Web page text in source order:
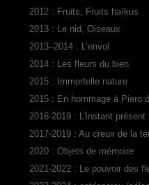
2012 : Fruits, Fruits haïkus
2013 : Le nid, Oiseaux
2013–2014 : L’envol
2014 : Les fleurs du bien
2015 : Immortelle nature
2015 : En hommage à Piero
2016-2019 : L'instant présent
2017-2019 : Au creux de la
2020 : Objets de mémoire
2021-2022 : Le pouvoir des